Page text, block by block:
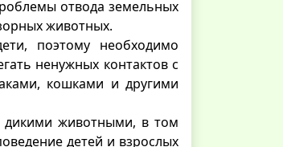
отвода земельных
животных.
поэтому необходимо
ненужных контактов с
кошками и другими
дикими животными, в том
детей и взрослых